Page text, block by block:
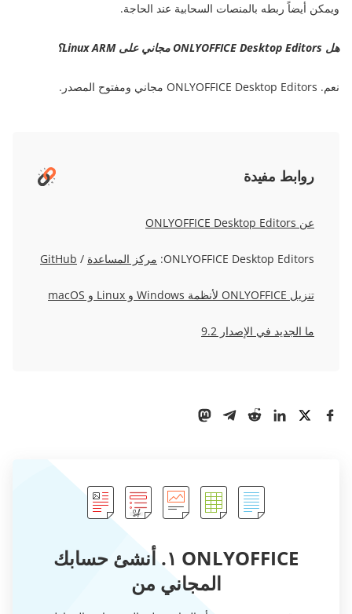
ويمكن أيضاً ربطه بالمنصات السحابية عند الحاجة.
هل ONLYOFFICE Desktop Editors مجاني على Linux ARM؟
نعم. ONLYOFFICE Desktop Editors مجاني ومفتوح المصدر.
روابط مفيدة
عن ONLYOFFICE Desktop Editors
ONLYOFFICE Desktop Editors: مركز المساعدة /
GitHub
تنزيل ONLYOFFICE لأنظمة Windows و Linux و macOS
ما الجديد في الإصدار 9.2
ONLYOFFICE ١. أنشئ حسابك
المجاني من